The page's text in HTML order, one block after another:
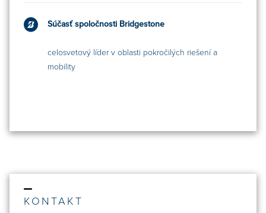
Súčasť spoločnosti Bridgestone
celosvetový líder v oblasti pokročilých riešení a
mobility
KONTAKT